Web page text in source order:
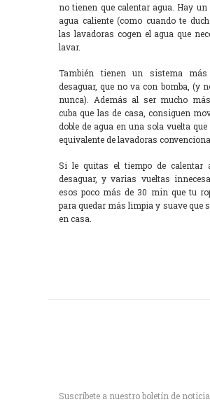
no tienen que calentar agua. Hay
agua caliente (como cuando te
las lavadoras cogen el agua que
lavar.
También tienen un sistema
desaguar, que no va con bomba, (y
nunca). Además al ser mucho
cuba que las de casa, consiguen
doble de agua en una sola vuelta
equivalente de lavadoras
Si le quitas el tiempo de calentar
desaguar, y varias vueltas
esos poco más de 30 min que tu
para quedar más limpia y suave que
en casa.
Suscríbete a nuestro boletín de